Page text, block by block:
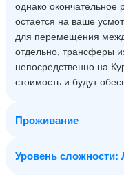
однако окончательное
остается на ваше
для перемещения
отдельно, трансферы
непосредственно на
стоимость и будут
Проживание
Уровень сложности: